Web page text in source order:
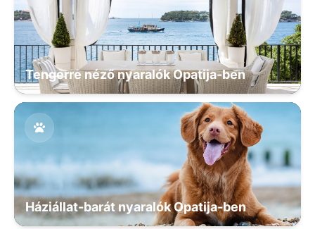
Tengerre néző nyaralók Opatija-ben
Háziállat-barát nyaralók Opatija-ben